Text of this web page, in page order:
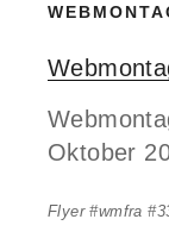
Oktober
Flyer #wmfra